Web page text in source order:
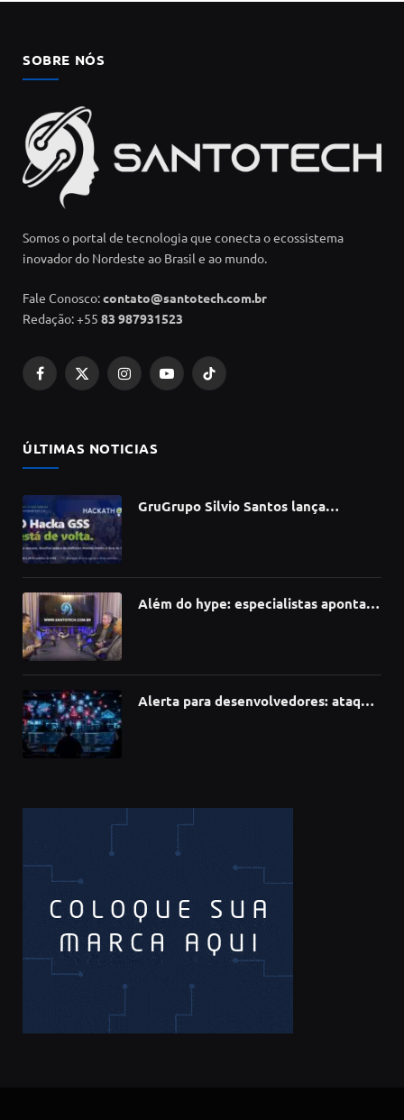
SOBRE NÓS
Somos o portal de tecnologia que conecta o ecossistema
inovador do Nordeste ao Brasil e ao mundo.
Fale Conosco:contato@santotech.com.br
Redação: +55 83 987931523
Facebook
X
InstagramYouTubeTikTok
ÚLTIMAS NOTICIAS
GruGrupo Silvio Santos lança
Além do hype: especialistas apontam
Alerta para desenvolvedores: ataque